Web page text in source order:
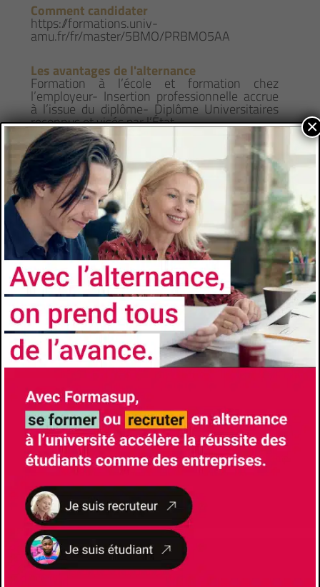
Comment candidater
https://formations.univ-
amu.fr/fr/master/5BMO/PRBMO5AA
Les avantages de l'alternance
Formation à l’école et formation chez
l’employeur- Insertion professionnelle accrue
à l’issue du diplôme- Diplôme Universitaires
reconnus et visés par l’État
CONTACTS
Université
Aix-Marseille Université
Faculté/Institut/Ecole
Faculté d'Économie et de Gestion
Site de la formation
Brochure de la formation
Responsable de Formation
(+33)614955333
fabienne.chameroy@univ-amu.fr
Lieu de formation
5, Bd Maurice Bourdet
13001
Marseille
×